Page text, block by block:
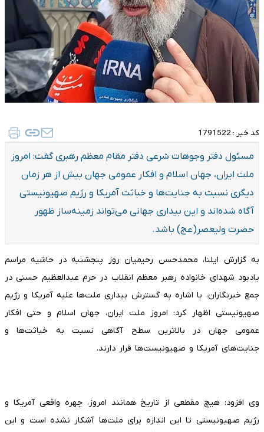
کد خبر : 1791522
مسئول دفتر وجوهات شرعی دفتر مقام معظم رهبری گفت: امروز
ملت ایران، جهان اسلام و افکار عمومی جهان بیش از هر زمان
دیگری نسبت به جنایت‌ها و خباثت آمریکا و رژیم صهیونیستی
آگاه شده‌اند و این بیداری جهانی می‌تواند زمینه‌ساز ظهور
حضرت ولیعصر(عج) باشد.
به گزارش ایلنا، محمدحسن رحیمیان روز پنجشنبه در حاشیه مراسم
یادبود شهدای خانواده رهبر معظم انقلاب در حرم عبدالعظیم حسنی در
جمع خبرنگاران، با اشاره به گسترش بیداری ملت‌ها علیه آمریکا و رژیم
صهیونیستی اظهار کرد: امروز ملت ایران، جهان اسلام و حتی افکار
عمومی جهان در بالاترین سطح آگاهی نسبت به خباثت‌ها و
جنایت‌های آمریکا و صهیونیست‌ها قرار دارند.
وی افزود: هیچ مقطعی از تاریخ همانند امروز، چهره واقعی آمریکا و
رژیم صهیونیستی تا این اندازه برای ملت‌ها آشکار نشده است و این